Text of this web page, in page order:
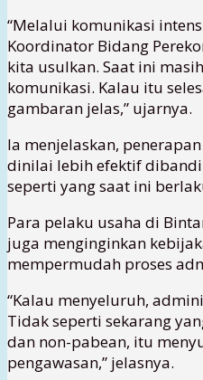
“Melalui komunikasi
Koordinator Bidang
kita usulkan. Saat ini
komunikasi. Kalau itu
gambaran jelas,” ujarnya.
Ia menjelaskan,
dinilai lebih efektif
seperti yang saat ini
Para pelaku usaha di
juga menginginkan
mempermudah proses
“Kalau menyeluruh,
Tidak seperti sekarang
dan non-pabean, itu
pengawasan,” jelasnya.